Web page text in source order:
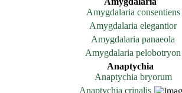
Amygdalaria consentiens
Amygdalaria elegantior
Amygdalaria panaeola
Amygdalaria pelobotryon
Anaptychia
Anaptychia bryorum
Anaptychia crinalis